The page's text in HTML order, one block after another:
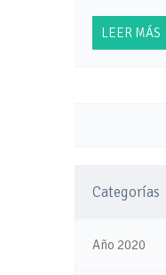
LEER MÁS
Categorías
Año 2020